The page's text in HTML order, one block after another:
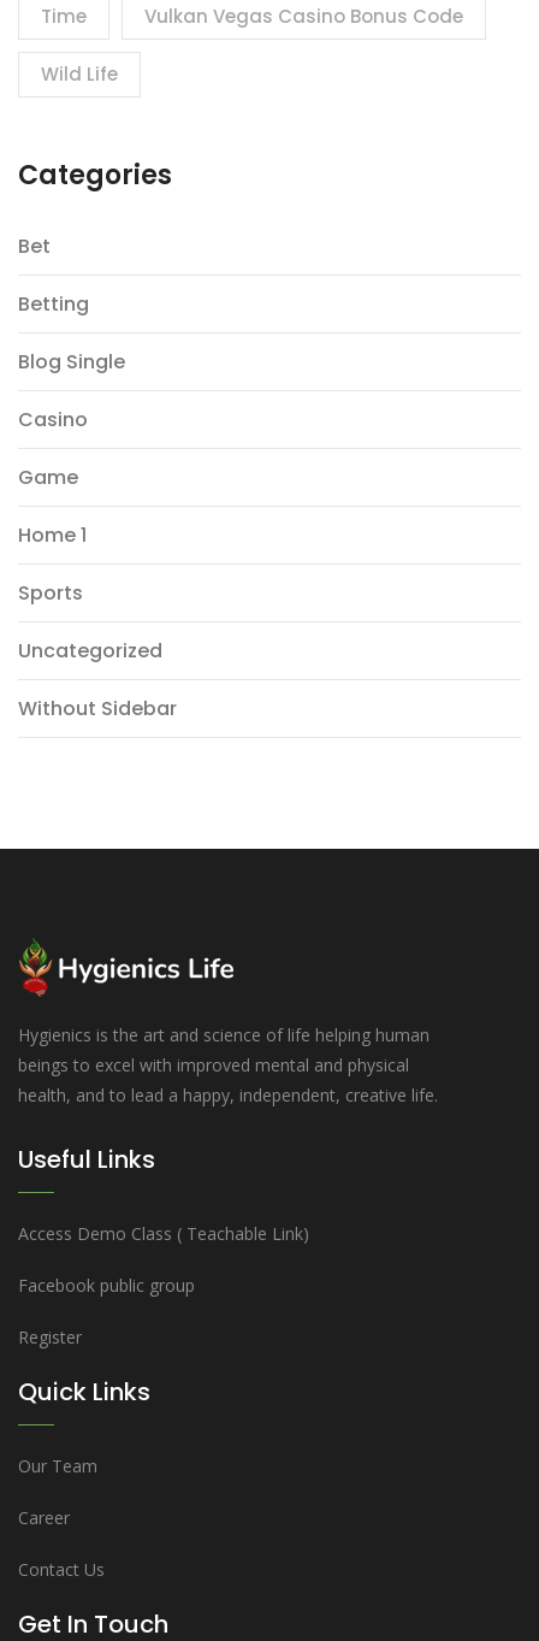
Time Vulkan Vegas Casino Bonus Code
Wild Life
Categories
Bet
Betting
Blog Single
Casino
Game
Home 1
Sports
Uncategorized
Without Sidebar
Hygienics is the art and science of life helping human
beings to excel with improved mental and physical
health, and to lead a happy, independent, creative life.
Useful Links
Access Demo Class ( Teachable Link)
Facebook public group
Register
Quick Links
Our Team
Career
Contact Us
Get In Touch